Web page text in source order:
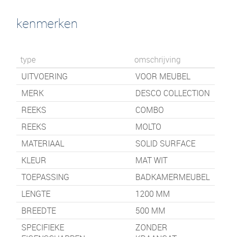
kenmerken
type
omschrijving
UITVOERING
VOOR MEUBEL
MERK
DESCO COLLECTION
REEKS
COMBO
REEKS
MOLTO
MATERIAAL
SOLID SURFACE
KLEUR
MAT WIT
TOEPASSING
BADKAMERMEUBEL
LENGTE
1200 MM
BREEDTE
500 MM
SPECIFIEKE
ZONDER